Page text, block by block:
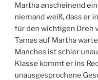
Martha anscheinend
niemand weiß, dass er
für den wichtigen Dreh
Tamas auf Martha
Manches ist schier
Klasse kommt er ins
unausgesprochene